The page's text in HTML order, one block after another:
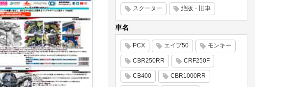
スクーター 絶版・旧車
車名
PCX エイプ50 モンキー
CBR250RR CRF250F
CB400 CBR1000RR